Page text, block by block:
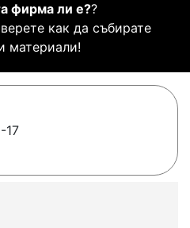
фирма ли е??
как да събирате
материали!
17